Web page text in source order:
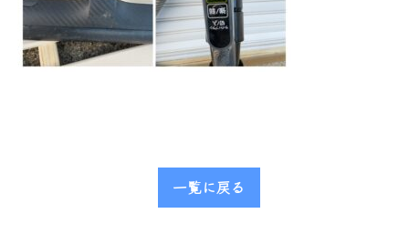
一覧に戻る